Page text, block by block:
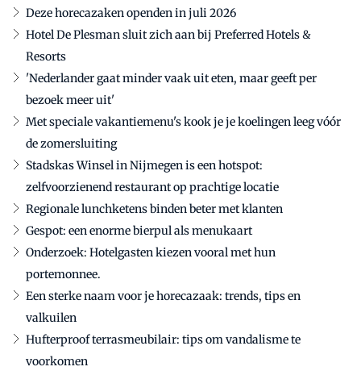
Deze horecazaken openden in juli 2026
Hotel De Plesman sluit zich aan bij Preferred Hotels &
Resorts
'Nederlander gaat minder vaak uit eten, maar geeft per
bezoek meer uit'
Met speciale vakantiemenu's kook je je koelingen leeg vóór
de zomersluiting
Stadskas Winsel in Nijmegen is een hotspot:
zelfvoorzienend restaurant op prachtige locatie
Regionale lunchketens binden beter met klanten
Gespot: een enorme bierpul als menukaart
Onderzoek: Hotelgasten kiezen vooral met hun
portemonnee.
Een sterke naam voor je horecazaak: trends, tips en
valkuilen
Hufterproof terrasmeubilair: tips om vandalisme te
voorkomen